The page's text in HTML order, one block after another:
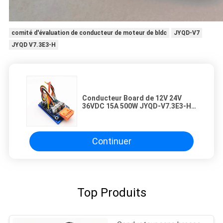
0h19
comité d'évaluation de conducteur de moteur de bldc
JYQD-V7
JYQD V7.3E3-H
Conducteur Board de 12V 24V
36VDC 15A 500W JYQD-V7.3E3-H
Continuer
Top Produits